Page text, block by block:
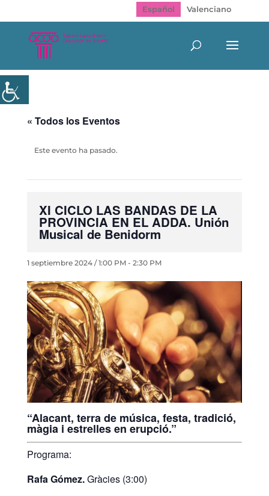
Español Valenciano
« Todos los Eventos
Este evento ha pasado.
XI CICLO LAS BANDAS DE LA
PROVINCIA EN EL ADDA. Unión
Musical de Benidorm
1 septiembre 2024 / 1:00 PM- 2:30 PM
“Alacant, terra de música, festa, tradició,
màgia i estrelles en erupció.”
Programa:
Rafa Gómez.Gràcies (3:00)